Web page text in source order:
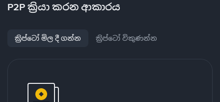
P2P ක්‍රියා කරන ආකාරය
ක්‍රිප්ටෝ මිල දී ගන්න ක්‍රිප්ටෝ විකුණන්න